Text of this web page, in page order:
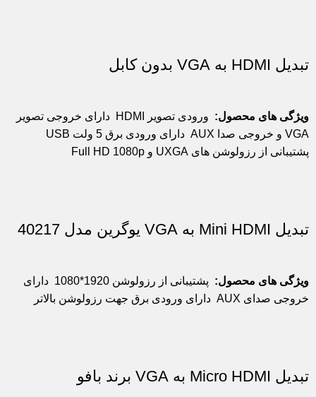
تبدیل HDMI به VGA بدون کابل
ویژگی های محصول: ورودی تصویر HDMI
دارای خروجی تصویر
VGA و خروجی صدا AUX
دارای ورودی برق 5 ولت USB
پشتیبانی از رزولوشن های UXGA و Full HD 1080p
تبدیل Mini HDMI به VGA یوگرین مدل 40217
ویژگی های محصول: پشتیبانی از رزولوشن 1920*1080
دارای
خروجی صدای AUX
دارای ورودی برق جهت رزولوشن بالاتر
تبدیل Micro HDMI به VGA برند بافو